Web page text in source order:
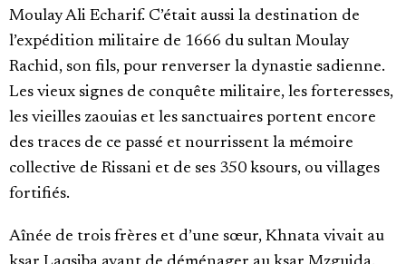
Moulay Ali Echarif. C’était aussi la destination de
l’expédition militaire de 1666 du sultan Moulay
Rachid, son fils, pour renverser la dynastie sadienne.
Les vieux signes de conquête militaire, les forteresses,
les vieilles zaouias et les sanctuaires portent encore
des traces de ce passé et nourrissent la mémoire
collective de Rissani et de ses 350 ksours, ou villages
fortifiés.
Aînée de trois frères et d’une sœur, Khnata vivait au